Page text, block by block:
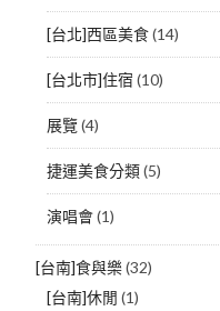
[台北]西區美食(14)
[台北市]住宿 (10)
展覽(4)
捷運美食分類(5)
演唱會(1)
[台南]食與樂(32)
[台南]休閒 (1)